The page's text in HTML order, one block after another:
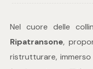
Nel cuore delle
Ripatransone,
ristrutturare,
Commerciali
Industriali